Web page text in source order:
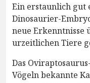
Ein erstaunlich gut
Dinosaurier-
neue Erkenntnisse
urzeitlichen Tiere
Das
Vögeln bekannte